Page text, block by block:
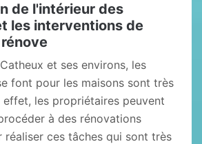
de l'intérieur des
les interventions de
et ses environs, les
font pour les maisons sont très
effet, les propriétaires peuvent
à des rénovations
réaliser ces tâches qui sont très